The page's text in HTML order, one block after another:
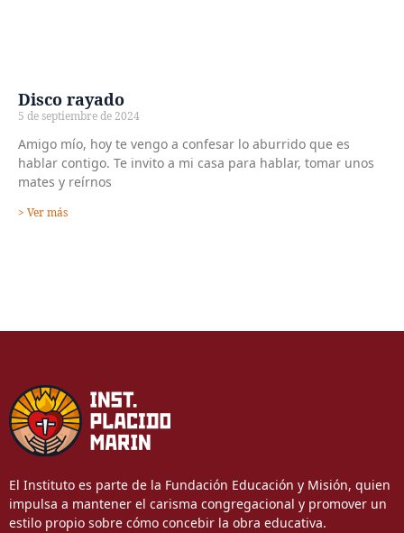
Disco rayado
5 de septiembre de 2024
Amigo mío, hoy te vengo a confesar lo aburrido que es
hablar contigo. Te invito a mi casa para hablar, tomar unos
mates y reírnos
> Ver más
El Instituto es parte de la Fundación Educación y Misión, quien
impulsa a mantener el carisma congregacional y promover un
estilo propio sobre cómo concebir la obra educativa.